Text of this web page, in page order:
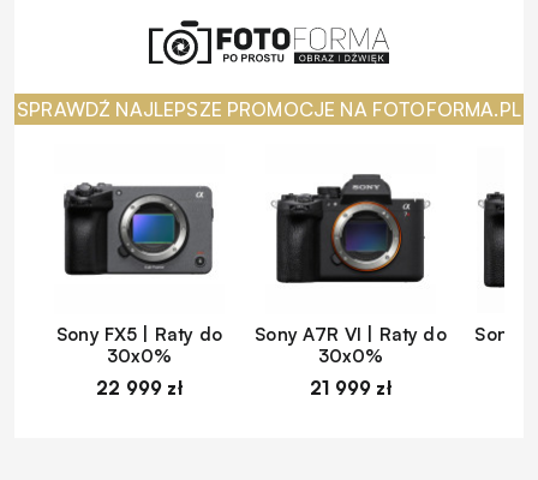
SPRAWDŹ NAJLEPSZE PROMOCJE NA FOTOFORMA.PL
Sony FX5 | Raty do
30x0%
22 999 zł
Sony A7R VI | Raty do
30x0%
21 999 zł
Sony